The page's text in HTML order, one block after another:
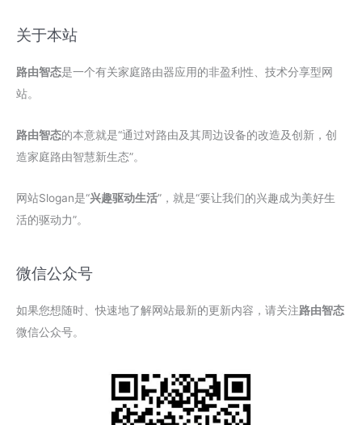
关于本站
路由智态是一个有关家庭路由器应用的非盈利性、技术分享型网
站。
路由智态的本意就是“通过对路由及其周边设备的改造及创新，创
造家庭路由智慧新生态”。
网站Slogan是“兴趣驱动生活”，就是“要让我们的兴趣成为美好生
活的驱动力”。
微信公众号
如果您想随时、快速地了解网站最新的更新内容，请关注路由智态
微信公众号。